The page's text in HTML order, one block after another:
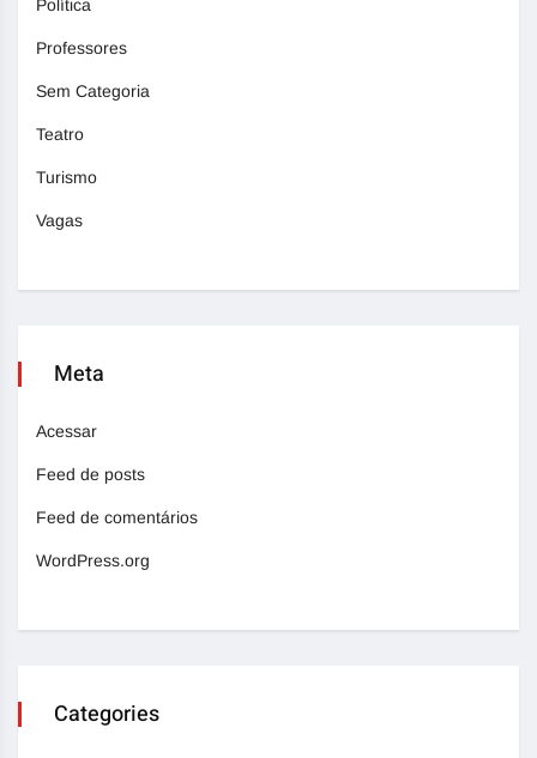
Política
Professores
Sem Categoria
Teatro
Turismo
Vagas
Meta
Acessar
Feed de posts
Feed de comentários
WordPress.org
Categories